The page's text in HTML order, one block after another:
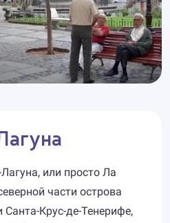
или просто Ла
части острова
Крус-де-Тенерифе,